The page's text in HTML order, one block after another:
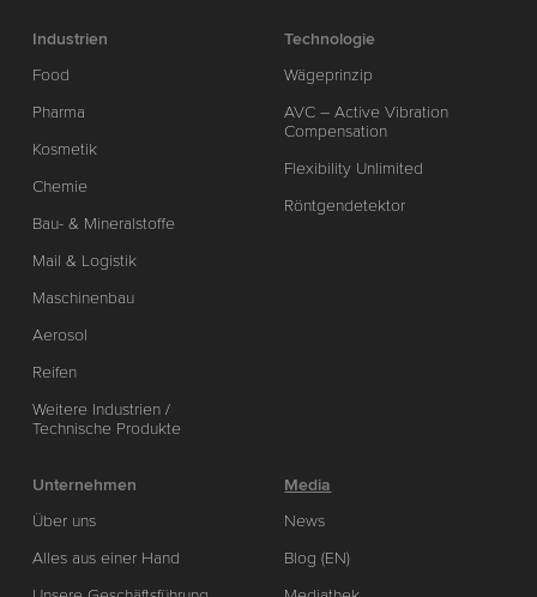
Industrien
Food
Pharma
Kosmetik
Chemie
Bau- & Mineralstoffe
Mail & Logistik
Maschinenbau
Aerosol
Reifen
Weitere Industrien /
Technische Produkte
Technologie
Wägeprinzip
AVC – Active Vibration
Compensation
Flexibility Unlimited
Röntgendetektor
Unternehmen
Über uns
Alles aus einer Hand
Media
News
Blog (EN)